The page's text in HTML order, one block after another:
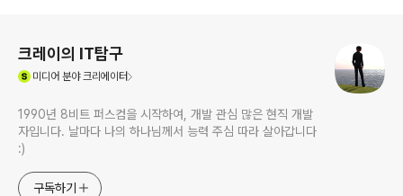
크레이의 IT탐구
미디어 분야 크리에이터
1990년 8비트 퍼스컴을 시작하여, 개발 관심 많은 현직 개발
자입니다. 날마다 나의 하나님께서 능력 주심 따라 살아갑니다
:)
구독하기